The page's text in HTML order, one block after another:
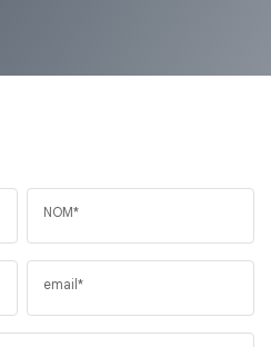
NOM*
email*